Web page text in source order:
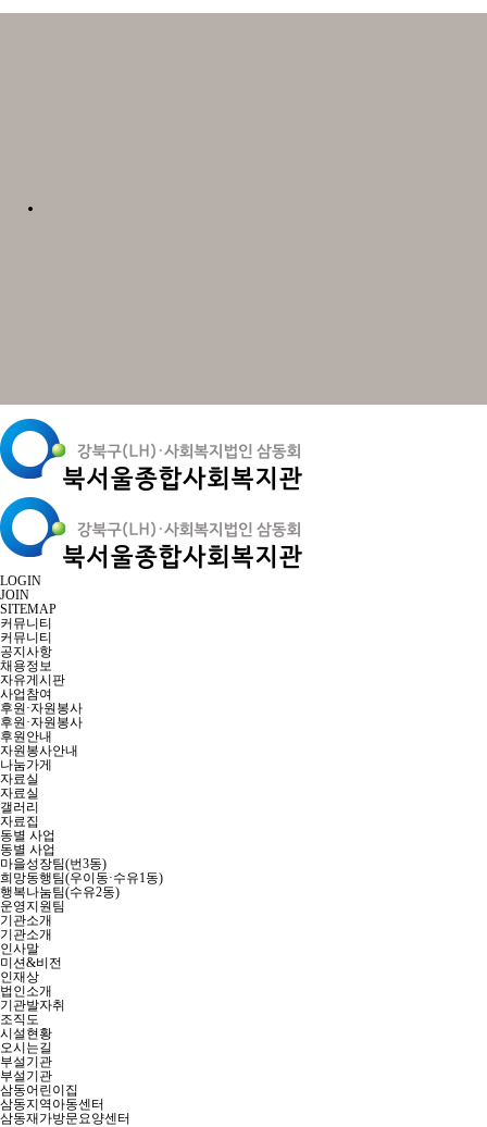
LOGIN
JOIN
SITEMAP
커뮤니티
커뮤니티
공지사항
채용정보
자유게시판
사업참여
후원·자원봉사
후원·자원봉사
후원안내
자원봉사안내
나눔가게
자료실
자료실
갤러리
자료집
동별 사업
동별 사업
마을성장팀(번3동)
희망동행팀(우이동·수유1동)
행복나눔팀(수유2동)
운영지원팀
기관소개
기관소개
인사말
미션&비전
인재상
법인소개
기관발자취
조직도
시설현황
오시는길
부설기관
부설기관
삼동어린이집
삼동지역아동센터
삼동재가방문요양센터